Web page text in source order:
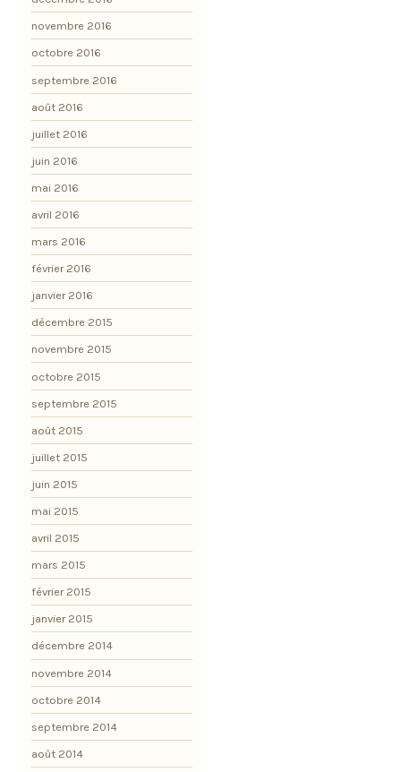
novembre 2016
octobre 2016
septembre 2016
août 2016
juillet 2016
juin 2016
mai 2016
avril 2016
mars 2016
février 2016
janvier 2016
décembre 2015
novembre 2015
octobre 2015
septembre 2015
août 2015
juillet 2015
juin 2015
mai 2015
avril 2015
mars 2015
février 2015
janvier 2015
décembre 2014
novembre 2014
octobre 2014
septembre 2014
août 2014